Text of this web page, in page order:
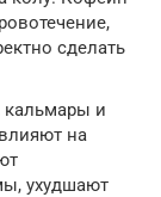
сделать
кальмары и
на
ухудшают